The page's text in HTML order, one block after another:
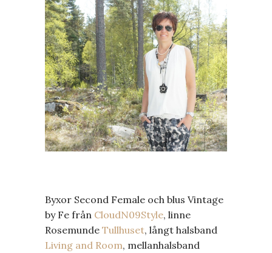
Byxor Second Female och blus Vintage
by Fe från CloudN09Style, linne
Rosemunde Tullhuset, långt halsband
Living and Room, mellanhalsband